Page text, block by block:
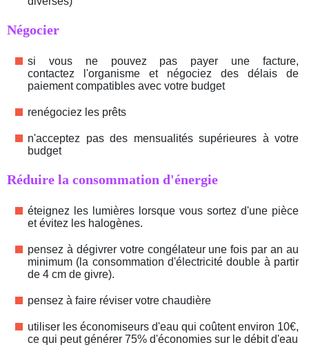
Négocier
si vous ne pouvez pas payer une facture,
contactez l'organisme et négociez des délais de
paiement compatibles avec votre budget
renégociez les prêts
n'acceptez pas des mensualités supérieures à votre
budget
Réduire la consommation d'énergie
éteignez les lumières lorsque vous sortez d'une pièce
et évitez les halogènes.
pensez à dégivrer votre congélateur une fois par an au
minimum (la consommation d'électricité double à partir
de 4 cm de givre).
pensez à faire réviser votre chaudière
utiliser les économiseurs d'eau qui coûtent environ 10€,
ce qui peut générer 75% d'économies sur le débit d'eau